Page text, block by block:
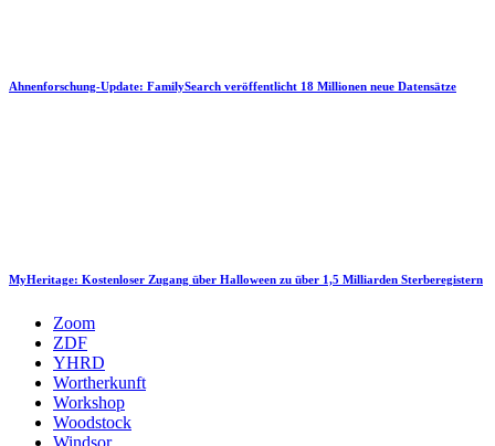
Ahnenforschung-Update: FamilySearch veröffentlicht 18 Millionen neue Datensätze
MyHeritage: Kostenloser Zugang über Halloween zu über 1,5 Milliarden Sterberegistern
Zoom
ZDF
YHRD
Wortherkunft
Workshop
Woodstock